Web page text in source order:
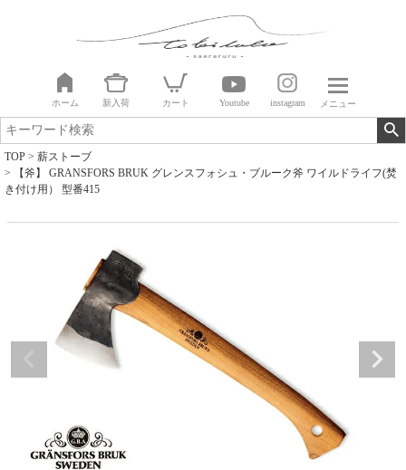
ホーム 新入荷 カート Youtube instagram メニュー
TOP
薪ストーブ
【斧】 GRANSFORS BRUK グレンスフォシュ・ブルーク斧 ワイルドライフ(焚
き付け用） 型番415